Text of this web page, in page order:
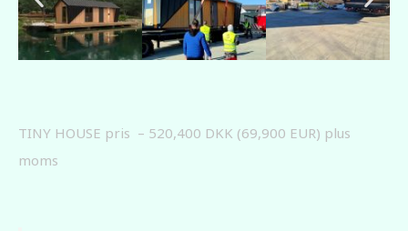
TINY HOUSE pris – 520,400 DKK (69,900 EUR) plus
moms